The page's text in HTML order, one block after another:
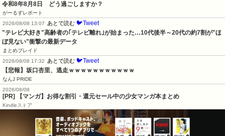
令和8年8月8日　どう過ごしますか？
がーるずレポート
2026/08/08 13:07
あとで読む 🐦Tweet
"テレビ大好き"高齢者の｢テレビ離れ｣が始まった…10代後半～20代の約7割が"ほ
ぼ見ない"衝撃の最新データ
まとめブレイド
2026/08/08 17:32
あとで読む 🐦Tweet
【悲報】坂口杏里、逃走ｗｗｗｗｗｗｗｗｗｗｗ
なんJ PRIDE
2026/08/08
[PR] 【マンガ】お得な割引・還元セール中の少女マンガ本まとめ
Kindleストア